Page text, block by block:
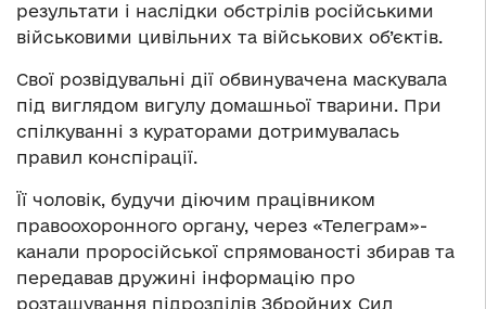
результати і наслідки обстрілів російськими
військовими цивільних та військових об’єктів.
Свої розвідувальні дії обвинувачена маскувала
під виглядом вигулу домашньої тварини. При
спілкуванні з кураторами дотримувалась
правил конспірації.
Її чоловік, будучи діючим працівником
правоохоронного органу, через «Телеграм»-
канали проросійської спрямованості збирав та
передавав дружині інформацію про
розташування підрозділів Збройних Сил